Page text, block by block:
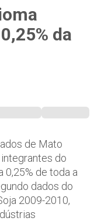
da
de Mato
do
0,25% de toda a
dados do
2009-2010,